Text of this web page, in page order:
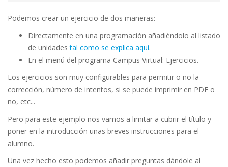
Podemos crear un ejercicio de dos maneras:
Directamente en una programación añadiéndolo al listado
de unidadestal como se explica aquí.
En el menú del programa Campus Virtual: Ejercicios.
Los ejercicios son muy configurables para permitir o no la
corrección, número de intentos, si se puede imprimir en PDF o
no, etc...
Pero para este ejemplo nos vamos a limitar a cubrir el título y
poner en la introducción unas breves instrucciones para el
alumno.
Una vez hecho esto podemos añadir preguntas dándole al